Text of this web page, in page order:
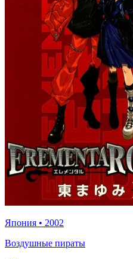
Япония • 2002
Воздушные пираты